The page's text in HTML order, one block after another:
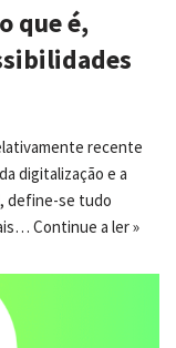
que é,
recente
digitalização e a
define-se tudo
Continue a ler »